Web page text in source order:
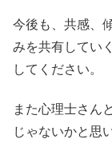
今後も、共感、
みを共有してい
してください。
また心理士さん
じゃないかと思